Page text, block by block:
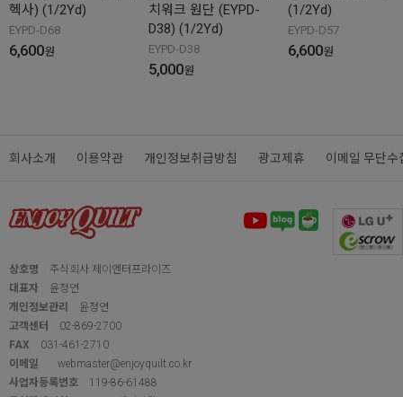
헥사) (1/2Yd)
EYPD-D68
6,600원
치워크 원단 (EYPD-
D38) (1/2Yd)
EYPD-D38
5,000원
(1/2Yd)
EYPD-D57
6,600원
회사소개 이용약관 개인정보취급방침 광고제휴 이메일 무단수
상호명
주식회사 제이엔터프라이즈
대표자
윤정연
개인정보관리
윤정연
고객센터
02-869-2700
FAX
031-461-2710
이메일
webmaster@enjoyquilt.co.kr
사업자등록번호
119-86-61488